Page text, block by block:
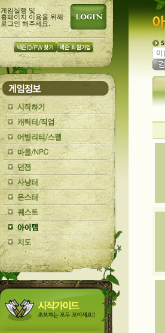
게임실행 및
홈페이지 이용을 위해
로그인 해주세요.